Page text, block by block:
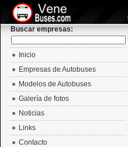
Buscar empresas:
Inicio
Empresas de Autobuses
Modelos de Autobuses
Galería de fotos
Noticias
Links
Contacto